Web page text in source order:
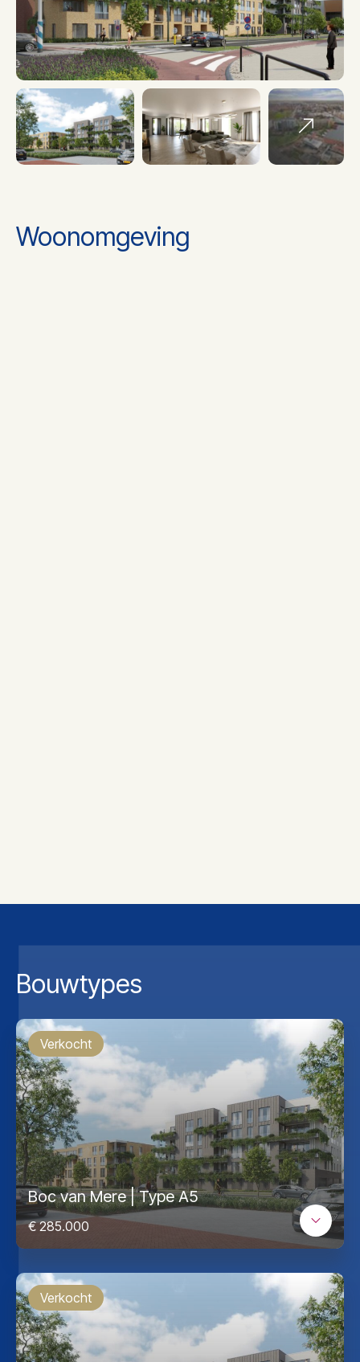
Aantal woonlagen 1 woonlagen
Isolatie Volledig geisoleerd
Woonomgeving
Bouwtypes
Verkocht
Boc van Mere | Type A5
€ 285.000
Verkocht